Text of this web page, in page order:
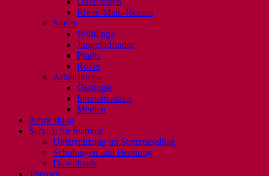
Rhein-Main-Hessen
Stufen
Wölflinge
Jungpfadfinder
Pfadis
Rover
Arbeitskreise
Ökologie
Internationales
Medien
Anmeldung
Service für Stämme
Unterstützung im Stammesalltag
Schulungen und Beratung
Downloads
Themen